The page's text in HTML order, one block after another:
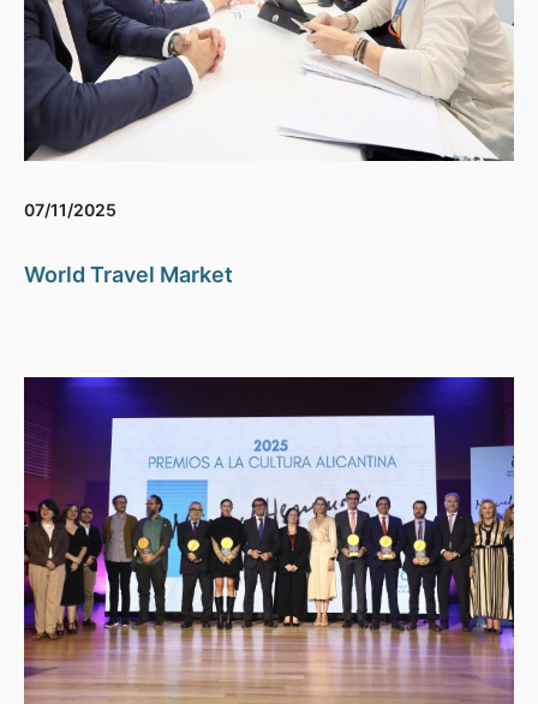
07/11/2025
World Travel Market